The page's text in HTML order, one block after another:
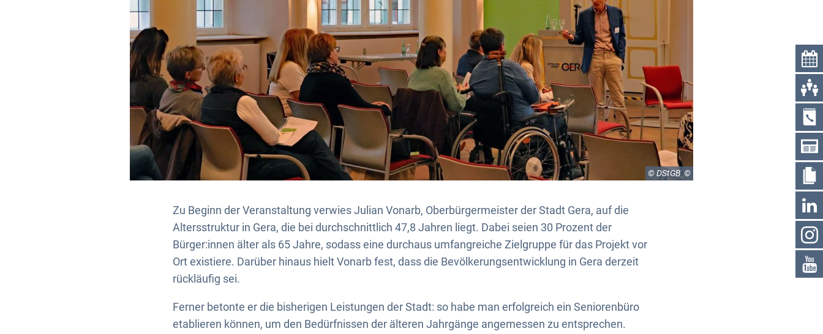
© DStGB
Zu Beginn der Veranstaltung verwies Julian Vonarb, Oberbürgermeister der Stadt Gera, auf die
Altersstruktur in Gera, die bei durchschnittlich 47,8 Jahren liegt. Dabei seien 30 Prozent der
Bürger:innen älter als 65 Jahre, sodass eine durchaus umfangreiche Zielgruppe für das Projekt vor
Ort existiere. Darüber hinaus hielt Vonarb fest, dass die Bevölkerungsentwicklung in Gera derzeit
rückläufig sei.
Ferner betonte er die bisherigen Leistungen der Stadt: so habe man erfolgreich ein Seniorenbüro
etablieren können, um den Bedürfnissen der älteren Jahrgänge angemessen zu entsprechen.